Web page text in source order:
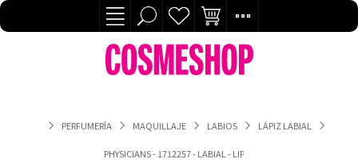
PERFUMERÍA MAQUILLAJE LABIOS LÁPIZ LABIAL
PHYSICIANS - 1712257 - LABIAL - LIP PLUMPER - CHAMPAGNE